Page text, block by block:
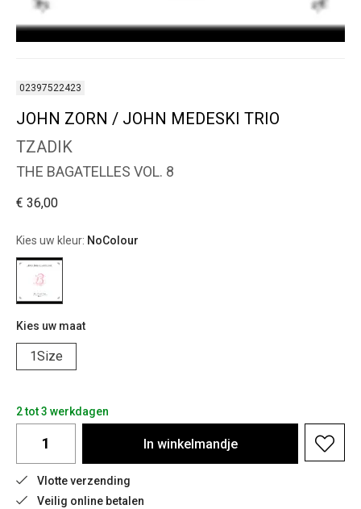
02397522423
JOHN ZORN / JOHN MEDESKI TRIO
TZADIK
THE BAGATELLES VOL. 8
€ 36,00
Kies uw kleur: NoColour
Kies uw maat
1Size
2 tot 3 werkdagen
In winkelmandje
Vlotte verzending
Veilig online betalen